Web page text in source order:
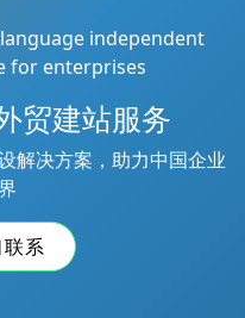
independent
for enterprises
贸建站服务
解决方案，助力中国企业
系